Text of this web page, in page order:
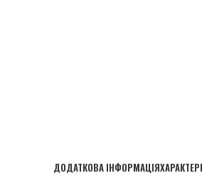
ДОДАТКОВА ІНФОРМАЦІЯ